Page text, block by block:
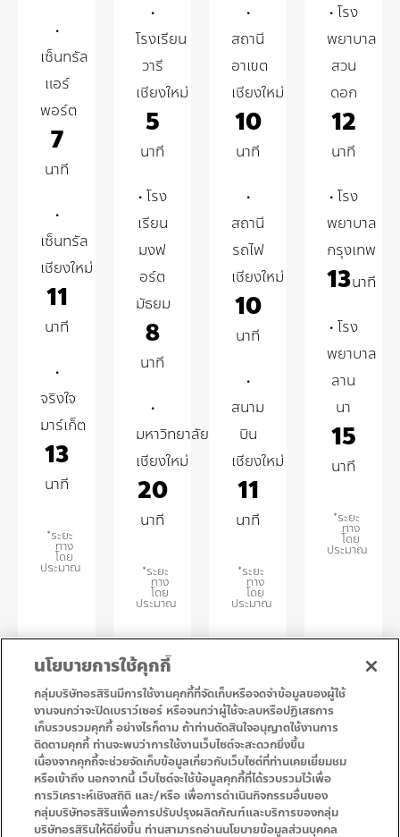
•
เซ็นทรัล
แอร์
พอร์ต
7
นาที
•
เซ็นทรัล
เชียงใหม่
11
นาที
•
จริงใจ
มาร์เก็ต
13
นาที
*ระยะ
ทาง
โดย
ประมาณ
•
โรงเรียน
วารี
เชียงใหม่
5
นาที
• โรง
เรียน
มงฟ
อร์ต
มัธยม
8
นาที
•
มหาวิทยาลัย
เชียงใหม่
20
นาที
*ระยะ
ทาง
โดย
ประมาณ
•
สถานี
อาเขต
เชียงใหม่
10
นาที
•
สถานี
รถไฟ
เชียงใหม่
10
นาที
•
สนาม
บิน
เชียงใหม่
11
นาที
*ระยะ
ทาง
โดย
ประมาณ
• โรง
พยาบาล
สวน
ดอก
12
นาที
• โรง
พยาบาล
กรุงเทพ
13นาที
• โรง
พยาบาล
ลาน
นา
15
นาที
*ระยะ
ทาง
โดย
ประมาณ
ขอเส้นทาง ดาวน์โหลดแผนที่
• หน้าแรก
• โปรโมชั่น
• บริการ
• ติดต่อเรา
นโยบายการใช้คุกกี้
กลุ่มบริษัทอรสิรินมีการใช้งานคุกกี้ที่จัดเก็บหรือจดจำข้อมูลของผู้ใช้
งานจนกว่าจะปิดเบราว์เซอร์ หรือจนกว่าผู้ใช้จะลบหรือปฏิเสธการ
เก็บรวบรวมคุกกี้ อย่างไรก็ตาม ถ้าท่านตัดสินใจอนุญาตใช้งานการ
ติดตามคุกกี้ ท่านจะพบว่าการใช้งานเว็บไซต์จะสะดวกยิ่งขึ้น
เนื่องจากคุกกี้จะช่วยจัดเก็บข้อมูลเกี่ยวกับเว็บไซต์ที่ท่านเคยเยี่ยมชม
หรือเข้าถึง นอกจากนี้ เว็บไซต์จะใช้ข้อมูลคุกกี้ที่ได้รวบรวมไว้เพื่อ
การวิเคราะห์เชิงสถิติ และ/หรือ เพื่อการดำเนินกิจกรรมอื่นของ
กลุ่มบริษัทอรสิรินเพื่อการปรับปรุงผลิตภัณฑ์และบริการของกลุ่ม
บริษัทอรสิรินให้ดียิ่งขึ้น ท่านสามารถอ่านนโยบายข้อมูลส่วนบุคคล